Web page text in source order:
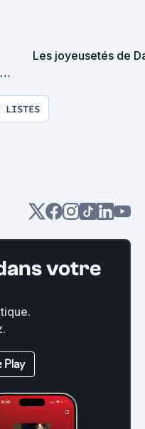
Les joyeusetés de
LISTES
votre